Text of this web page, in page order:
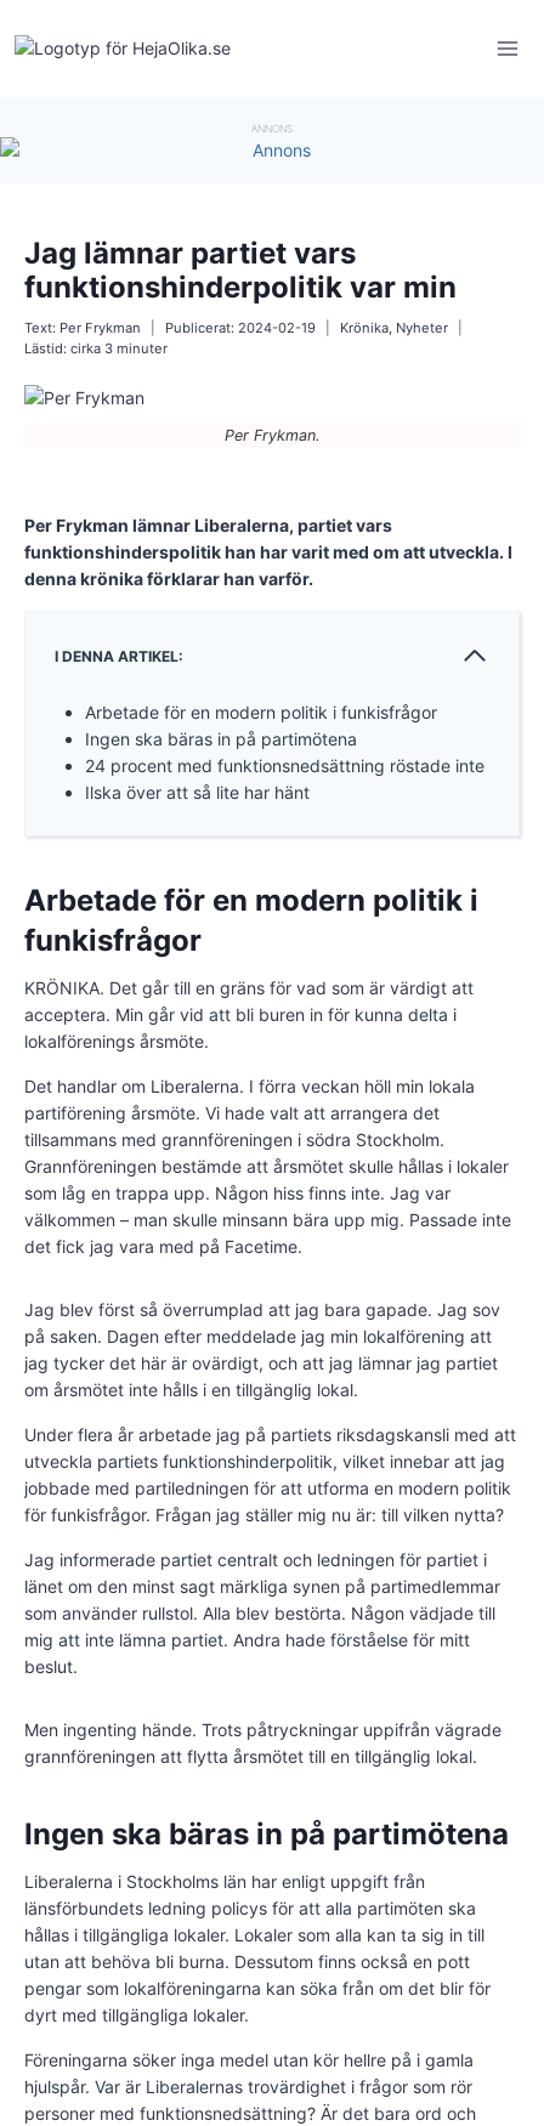
content
ANNONS
Jag lämnar partiet vars
funktionshinderpolitik var min
Text: Per Frykman Publicerat: 2024-02-19 Krönika, Nyheter
Lästid: cirka 3 minuter
Per Frykman.
Per Frykman lämnar Liberalerna, partiet vars
funktionshinderspolitik han har varit med om att utveckla. I
denna krönika förklarar han varför.
I DENNA ARTIKEL:
Arbetade för en modern politik i funkisfrågor
Ingen ska bäras in på partimötena
24 procent med funktionsnedsättning röstade inte
Ilska över att så lite har hänt
Arbetade för en modern politik i
funkisfrågor
KRÖNIKA. Det går till en gräns för vad som är värdigt att
acceptera. Min går vid att bli buren in för kunna delta i
lokalförenings årsmöte.
Det handlar om Liberalerna. I förra veckan höll min lokala
partiförening årsmöte. Vi hade valt att arrangera det
tillsammans med grannföreningen i södra Stockholm.
Grannföreningen bestämde att årsmötet skulle hållas i lokaler
som låg en trappa upp. Någon hiss finns inte. Jag var
välkommen – man skulle minsann bära upp mig. Passade inte
det fick jag vara med på Facetime.
Jag blev först så överrumplad att jag bara gapade. Jag sov
på saken. Dagen efter meddelade jag min lokalförening att
jag tycker det här är ovärdigt, och att jag lämnar jag partiet
om årsmötet inte hålls i en tillgänglig lokal.
Under flera år arbetade jag på partiets riksdagskansli med att
utveckla partiets funktionshinderpolitik, vilket innebar att jag
jobbade med partiledningen för att utforma en modern politik
för funkisfrågor. Frågan jag ställer mig nu är: till vilken nytta?
Jag informerade partiet centralt och ledningen för partiet i
länet om den minst sagt märkliga synen på partimedlemmar
som använder rullstol. Alla blev bestörta. Någon vädjade till
mig att inte lämna partiet. Andra hade förståelse för mitt
beslut.
Men ingenting hände. Trots påtryckningar uppifrån vägrade
grannföreningen att flytta årsmötet till en tillgänglig lokal.
Ingen ska bäras in på partimötena
Liberalerna i Stockholms län har enligt uppgift från
länsförbundets ledning policys för att alla partimöten ska
hållas i tillgängliga lokaler. Lokaler som alla kan ta sig in till
utan att behöva bli burna. Dessutom finns också en pott
pengar som lokalföreningarna kan söka från om det blir för
dyrt med tillgängliga lokaler.
Föreningarna söker inga medel utan kör hellre på i gamla
hjulspår. Var är Liberalernas trovärdighet i frågor som rör
personer med funktionsnedsättning? Är det bara ord och